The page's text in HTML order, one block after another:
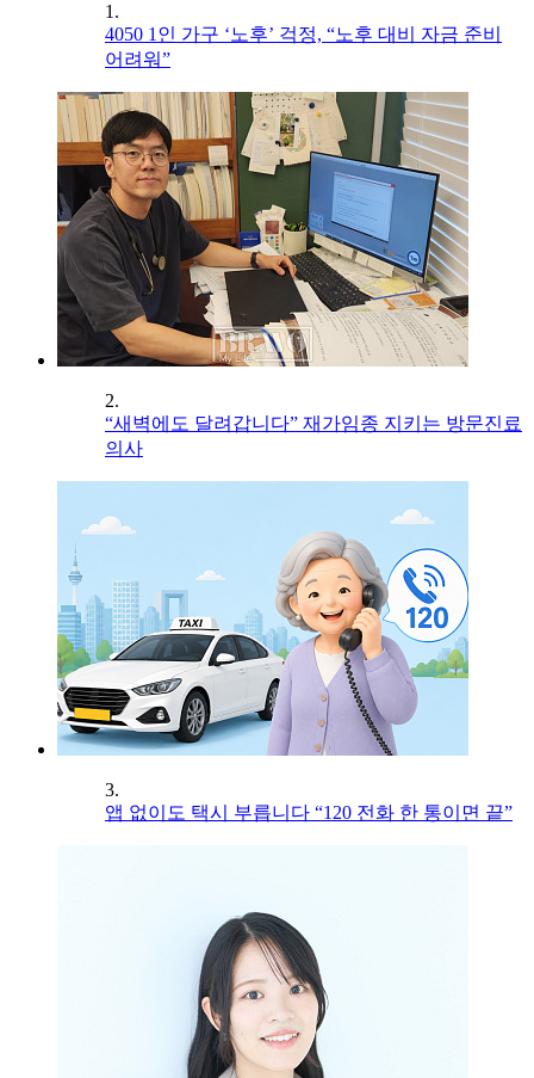
1.
4050 1인 가구 ‘노후’ 걱정, “노후 대비 자금 준비
어려워”
2.
“새벽에도 달려갑니다” 재가임종 지키는 방문진료
의사
3.
앱 없이도 택시 부릅니다 “120 전화 한 통이면 끝”